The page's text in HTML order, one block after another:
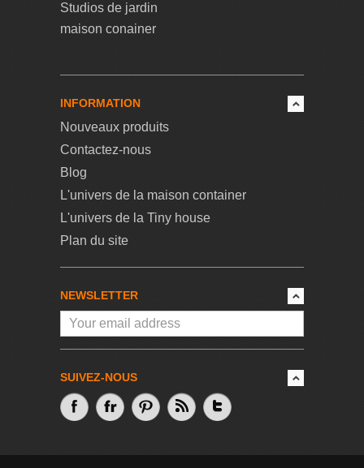
Studios de jardin
maison conainer
INFORMATION
Nouveaux produits
Contactez-nous
Blog
L'univers de la maison container
L'univers de la Tiny house
Plan du site
NEWSLETTER
SUIVEZ-NOUS